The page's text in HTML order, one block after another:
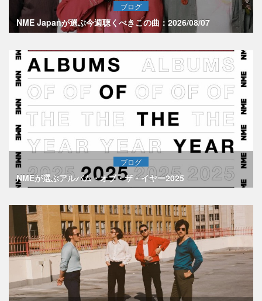
ブログ
NME Japanが選ぶ今週聴くべきこの曲：2026/08/07
ブログ
NMEが選ぶアルバム・オブ・ザ・イヤー2025